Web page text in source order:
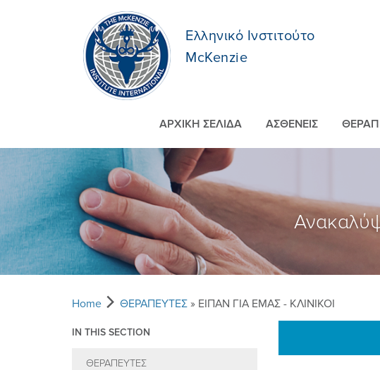
Ελληνικό Ινστιτούτο
McKenzie
ΑΡΧΙΚΗ ΣΕΛΙΔΑ ΑΣΘΕΝΕIΣ
Home ΘΕΡΑΠΕΥΤEΣ » EIΠΑΝ ΓΙΑ ΕΜAΣ - ΚΛΙΝΙΚΟI
IN THIS SECTION
ΘΕΡΑΠΕΥΤEΣ